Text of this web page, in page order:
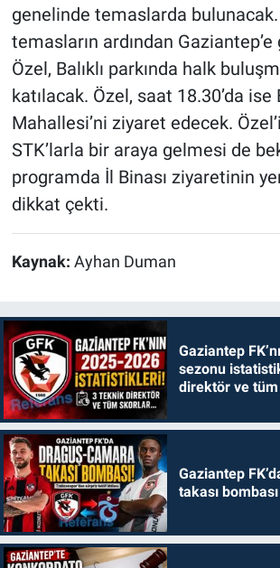
genelinde temaslarda bulunacak.
temasların ardından
Özel, Balıklı parkında halk
katılacak. Özel, saat 18.30’da ise
Mahallesi’ni ziyaret edecek.
STK’larla bir araya gelmesi de
programda İl Binası ziyaretinin
dikkat çekti.
Kaynak: Ayhan Duman
Gaziantep
sezonu
direktör ve
Gaziantep
takası bombası